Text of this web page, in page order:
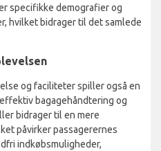
specifikke demografier og
hvilket bidrager til det samlede
og faciliteter spiller også en
bagagehåndtering og
bidrager til en mere
påvirker passagerernes
indkøbsmuligheder,